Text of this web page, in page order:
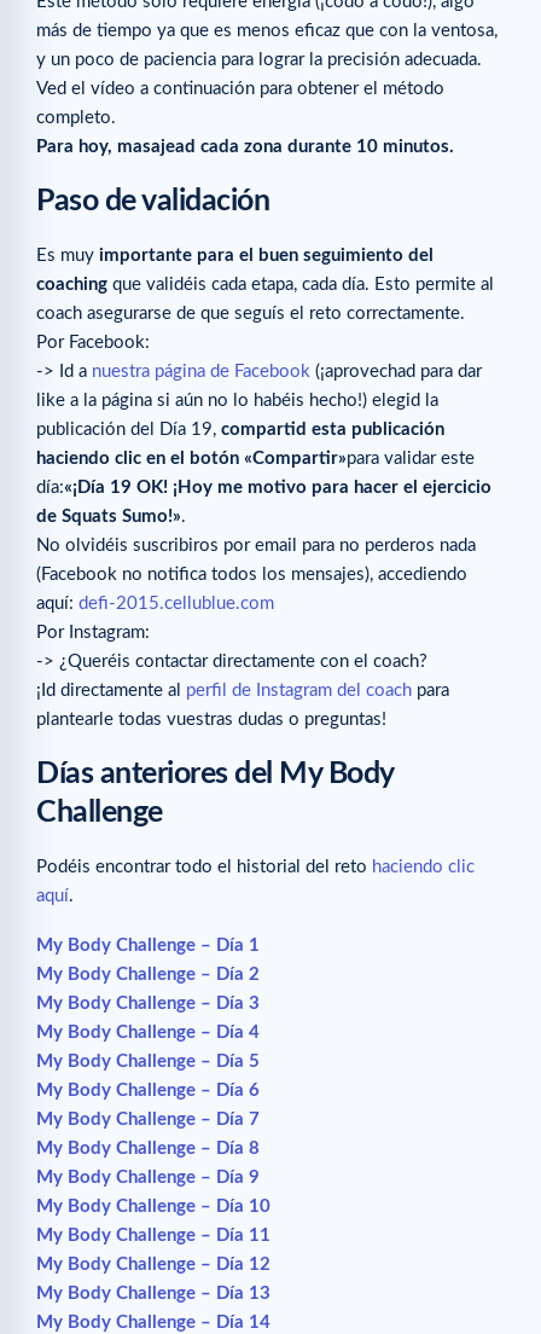
más de tiempo ya que es menos eficaz que con la ventosa,
y un poco de paciencia para lograr la precisión adecuada.
Ved el vídeo a continuación para obtener el método
completo.
Para hoy, masajead cada zona durante 10 minutos.
Paso de validación
Es muy importante para el buen seguimiento del
coaching que validéis cada etapa, cada día. Esto permite al
coach asegurarse de que seguís el reto correctamente.
Por Facebook:
-> Id a nuestra página de Facebook (¡aprovechad para dar
like a la página si aún no lo habéis hecho!) elegid la
publicación del Día 19, compartid esta publicación
haciendo clic en el botón «Compartir»para validar este
día:«¡Día 19 OK! ¡Hoy me motivo para hacer el ejercicio
de Squats Sumo!».
No olvidéis suscribiros por email para no perderos nada
(Facebook no notifica todos los mensajes), accediendo
aquí: defi-2015.cellublue.com
Por Instagram:
-> ¿Queréis contactar directamente con el coach?
¡Id directamente al perfil de Instagram del coach para
plantearle todas vuestras dudas o preguntas!
Días anteriores del My Body
Challenge
Podéis encontrar todo el historial del reto haciendo clic
aquí.
My Body Challenge – Día 1
My Body Challenge – Día 2
My Body Challenge – Día 3
My Body Challenge – Día 4
My Body Challenge – Día 5
My Body Challenge – Día 6
My Body Challenge – Día 7
My Body Challenge – Día 8
My Body Challenge – Día 9
My Body Challenge – Día 10
My Body Challenge – Día 11
My Body Challenge – Día 12
My Body Challenge – Día 13
My Body Challenge – Día 14